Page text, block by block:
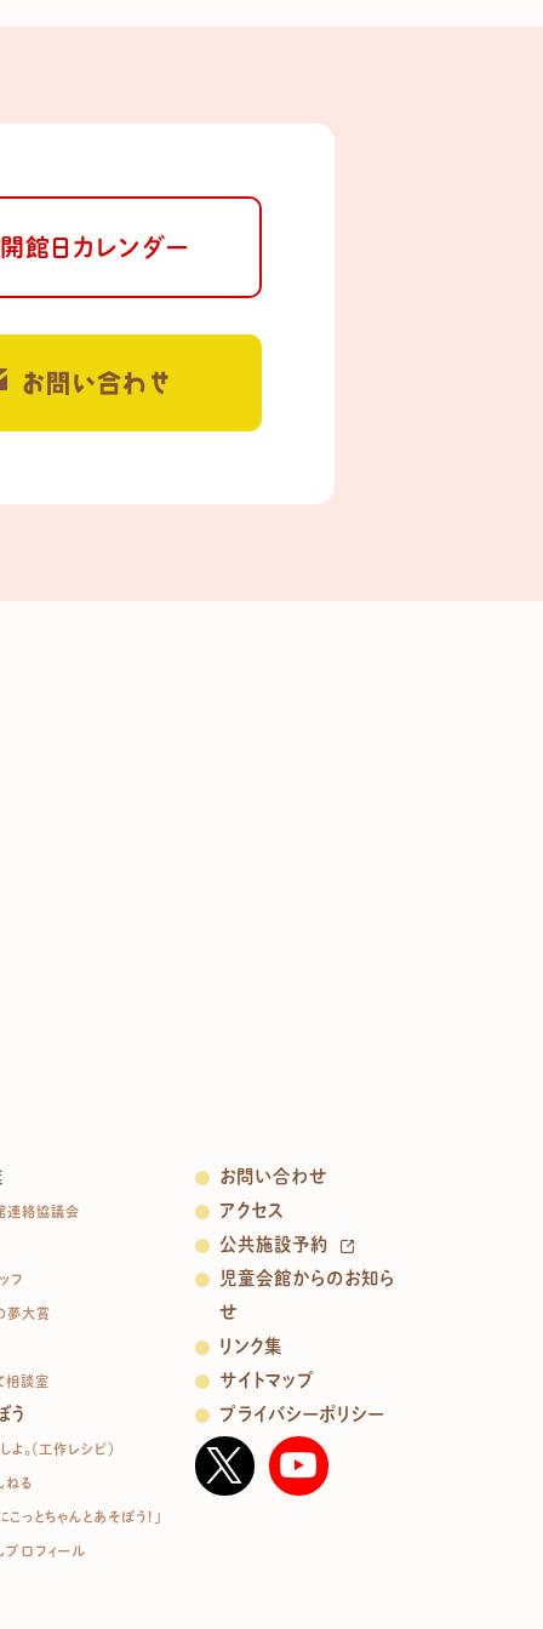
開館日カレンダー
お問い合わせ
連絡協議会
フ
夢大賞
相談室
う
よ。（工作レシピ）
ねる
こっとちゃんとあそぼう！」
プロフィール
お問い合わせ
アクセス
公共施設予約
児童会館からのお知ら
せ
リンク集
サイトマップ
プライバシーポリシー